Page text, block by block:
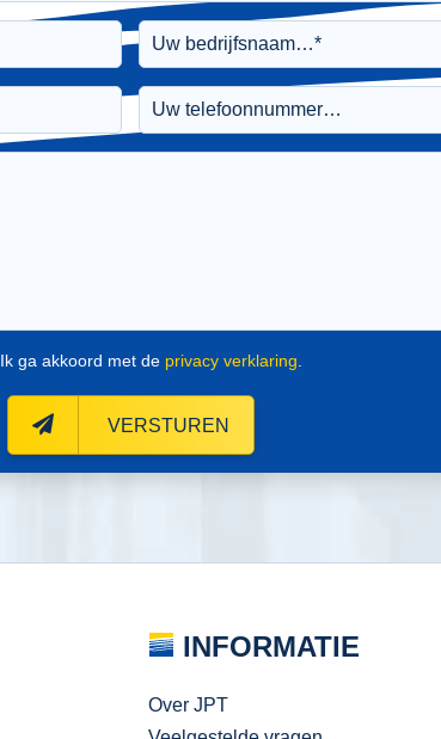
Ik ga akkoord met de privacy verklaring
VERSTUREN
INFORMATIE
Over JPT